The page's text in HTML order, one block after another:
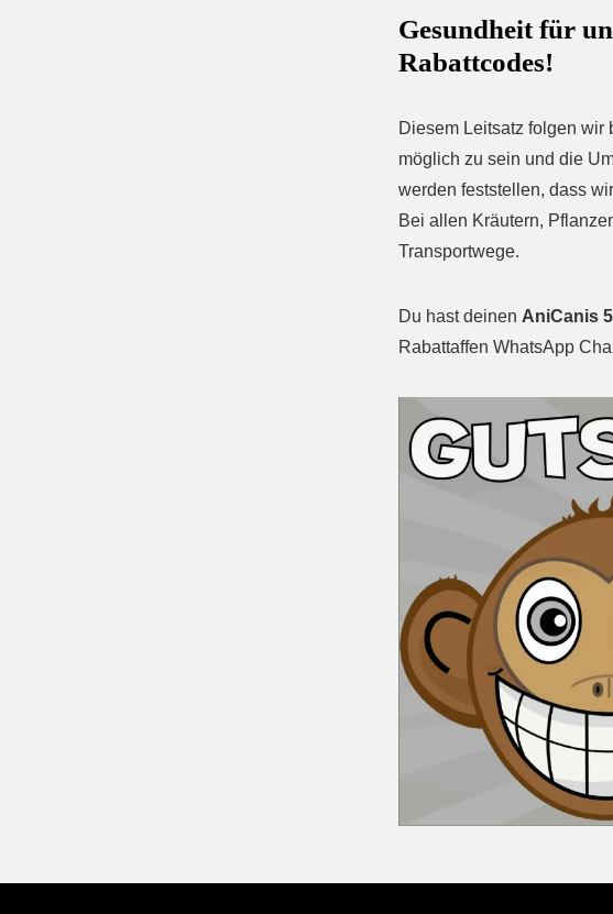
Gesundheit für
Rabattcodes!
Diesem Leitsatz folgen wir
möglich zu sein und die
werden feststellen, dass
Bei allen Kräutern,
Transportwege.
Du hast deinen AniCanis
Rabattaffen WhatsApp